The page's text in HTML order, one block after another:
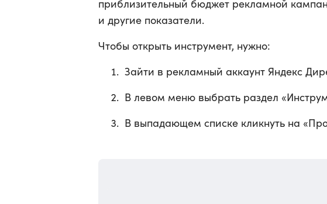
приблизительный бюджет рекламной
и другие показатели.
Чтобы открыть инструмент, нужно:
Зайти в рекламный аккаунт Яндекс
В левом меню выбрать раздел
В выпадающем списке кликнуть на